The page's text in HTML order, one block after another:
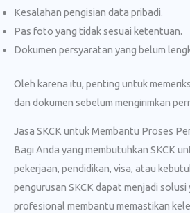
Kesalahan pengisian data pribadi.
Pas foto yang tidak sesuai ketentuan.
Dokumen persyaratan yang belum
Oleh karena itu, penting untuk
dan dokumen sebelum mengirimkan
Jasa SKCK untuk Membantu Proses
Bagi Anda yang membutuhkan SKCK
pekerjaan, pendidikan, visa, atau
pengurusan SKCK dapat menjadi solusi
profesional membantu memastikan